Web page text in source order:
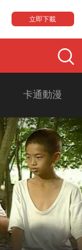
立即下載
卡通動漫